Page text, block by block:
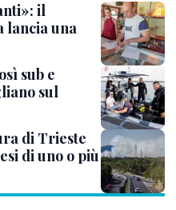
il
lancia una
sub e
sul
di Trieste
di uno o più